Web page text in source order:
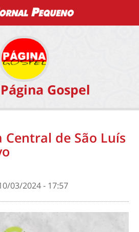
Página Gospel
de São Luís
03/2024 - 17:57